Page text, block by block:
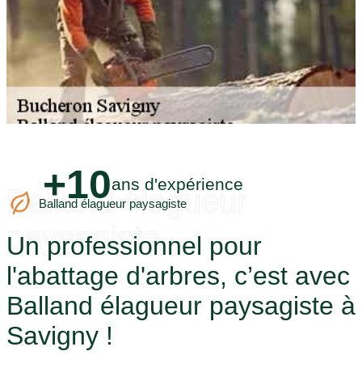
+10ans d'expérience
Balland élagueur paysagiste
Balland élagueur
paysagiste
Un professionnel pour
l'abattage d'arbres, c’est avec
Balland élagueur paysagiste à
Savigny !